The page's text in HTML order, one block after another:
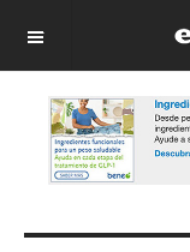
OFF CANVAS